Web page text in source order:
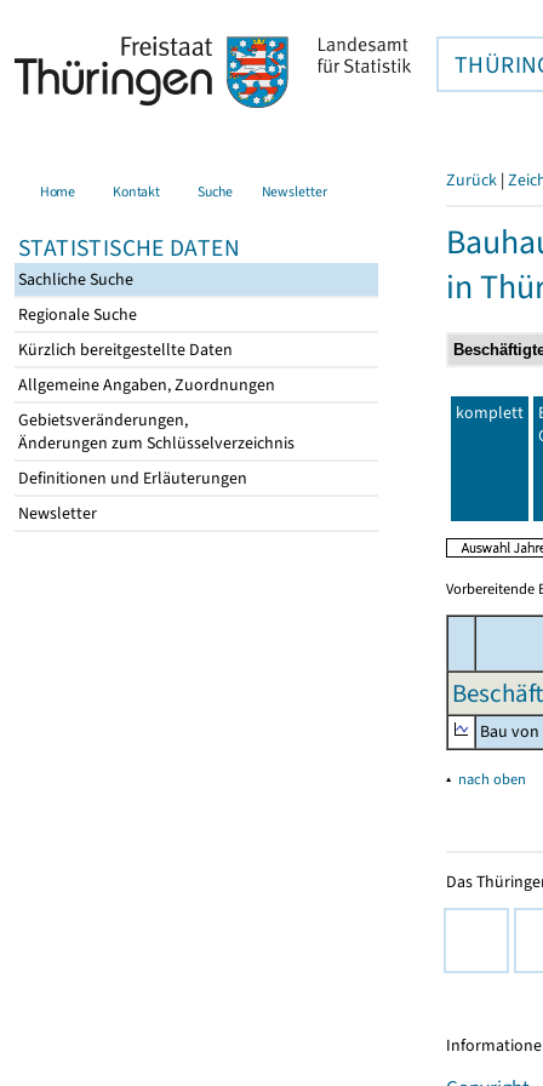
Home Kontakt Suche Newsletter
STATISTISCHE DATEN
Sachliche Suche
Regionale Suche
Kürzlich bereitgestellte Daten
Allgemeine Angaben, Zuordnungen
Gebietsveränderungen,
Änderungen zum Schlüsselverzeichnis
Definitionen und Erläuterungen
Newsletter
Zurück |
in
komplett
Vorbereitende
Bau
▴ nach oben
Das